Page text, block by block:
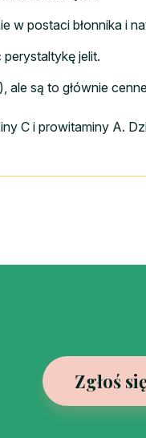
w postaci błonnika i
perystaltykę jelit.
są to głównie
C i prowitaminy A.
Zgłoś